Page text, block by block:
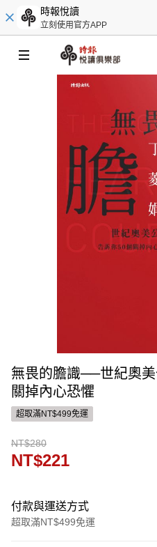
時報悅讀
立刻使用官方APP
無畏的膽識──世紀奧
關掉內心恐懼
超取滿NT$499免運
NT$280
NT$221
付款與運送方式
超取滿NT$499免運